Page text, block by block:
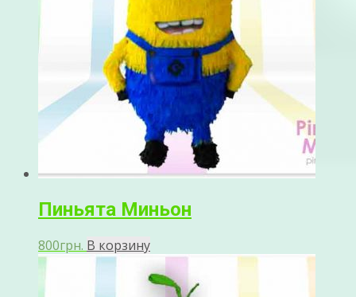
Пиньята Миньон
800грн. В корзину